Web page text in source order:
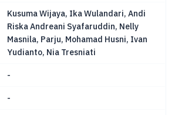
Kusuma Wijaya, Ika Wulandari, Andi
Riska Andreani Syafaruddin, Nelly
Masnila, Parju, Mohamad Husni, Ivan
Yudianto, Nia Tresniati
-
-